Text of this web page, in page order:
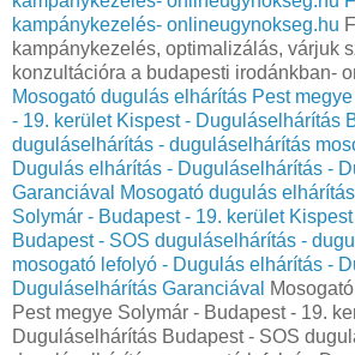
kampánykezelés- onlineugynokseg.hu
kampánykezelés, optimalizálás, várjuk
konzultációra a budapesti irodánkban-
Mosogató dugulás elhárítás Pest
- 19. kerület Kispest - Duguláselhárítás
duguláselhárítás - duguláselhárítás
Dugulás elhárítás - Duguláselhárítás -
Garanciával
Mosogató dugulás
Solymár - Budapest - 19. kerület
Budapest - SOS duguláselhárítás -
mosogató lefolyó - Dugulás elhárítás -
Duguláselhárítás Garanciával
Pest megye Solymár - Budapest - 19.
Duguláselhárítás Budapest - SOS